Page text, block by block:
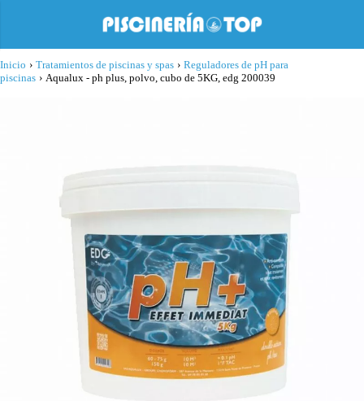
Inicio › Tratamientos de piscinas y spas › Reguladores de pH para
piscinas › Aqualux - ph plus, polvo, cubo de 5KG, edg 200039